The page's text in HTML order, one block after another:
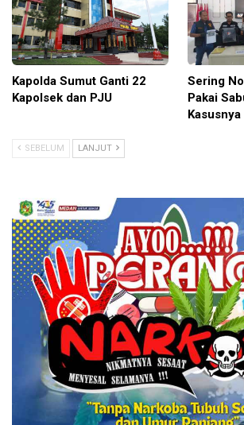
Kapolda Sumut Ganti 22
Kapolsek dan PJU
Sering
Pakai
Kasusnya
SEBELUM LANJUT